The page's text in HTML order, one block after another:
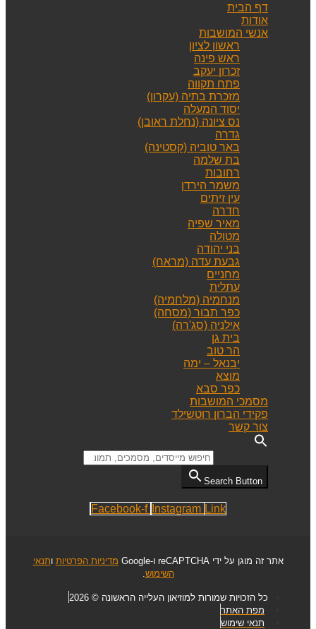
דף הבית
אודות
אנשי המושבות
ראשון לציון
ראש פינה
זכרון יעקב
פתח תקווה
מזכרת בתיה (עקרון)
יסוד המעלה
נס ציונה (נחלת ראובן)
גדרה
באר טוביה (קסטינה)
בת שלמה
רחובות
משמר הירדן
עין זיתים
חדרה
מאיר שפיה
מטולה
בני יהודה
גבעת עדה (מראח)
מחניים
עתלית
מנחמיה (מלחמיה)
כפר תבור (מסחה)
אילניה (סג'רה)
בית גן
הר טוב
יבנאל – ימה
מוצא
כפר סבא
מסמכי המושבות
פקידי הברון רוטשילד
צור קשר
Search Button
Facebook-f Instagram Link
אתר זה מוגן על ידי reCAPTCHA ו-Google מדיניות הפרטיות ותנאי
השימוש
כל הזכויות שמורות למוזיאון העלייה הראשונה © 2026
מפת האתר
תנאי שימוש